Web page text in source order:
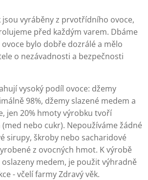
jsou vyráběny z prvotřídního ovoce,
před každým varem. Dbáme
bylo dobře dozrálé a mělo
o nezávadnosti a bezpečnosti
vysoký podíl ovoce: džemy
98%, džemy slazené medem a
jen 20% hmoty výrobku tvoří
nebo cukr). Nepoužíváme žádné
sirupy, škroby nebo sacharidové
z ovocných hmot. K výrobě
medem, je použit výhradně
- včelí farmy Zdravý věk.